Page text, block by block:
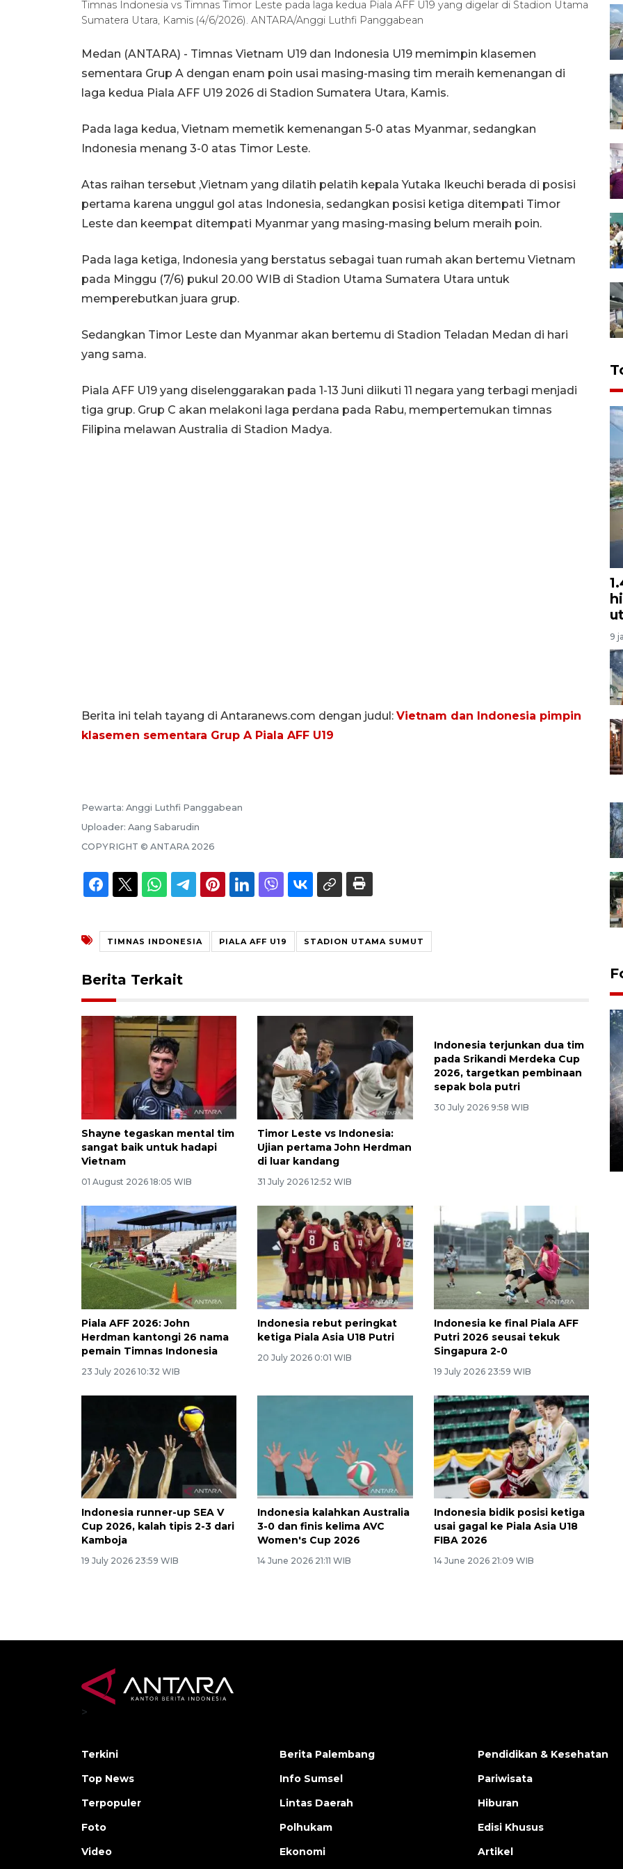
Timnas Indonesia vs Timnas Timor Leste pada laga kedua Piala AFF U19 yang digelar di Stadion Utama
Sumatera Utara, Kamis (4/6/2026). ANTARA/Anggi Luthfi Panggabean
Medan (ANTARA) - Timnas Vietnam U19 dan Indonesia U19 memimpin klasemen
sementara Grup A dengan enam poin usai masing-masing tim meraih kemenangan di
laga kedua Piala AFF U19 2026 di Stadion Sumatera Utara, Kamis.
Pada laga kedua, Vietnam memetik kemenangan 5-0 atas Myanmar, sedangkan
Indonesia menang 3-0 atas Timor Leste.
Atas raihan tersebut ,Vietnam yang dilatih pelatih kepala Yutaka Ikeuchi berada di posisi
pertama karena unggul gol atas Indonesia, sedangkan posisi ketiga ditempati Timor
Leste dan keempat ditempati Myanmar yang masing-masing belum meraih poin.
Pada laga ketiga, Indonesia yang berstatus sebagai tuan rumah akan bertemu Vietnam
pada Minggu (7/6) pukul 20.00 WIB di Stadion Utama Sumatera Utara untuk
memperebutkan juara grup.
Sedangkan Timor Leste dan Myanmar akan bertemu di Stadion Teladan Medan di hari
yang sama.
Piala AFF U19 yang diselenggarakan pada 1-13 Juni diikuti 11 negara yang terbagi menjadi
tiga grup. Grup C akan melakoni laga perdana pada Rabu, mempertemukan timnas
Filipina melawan Australia di Stadion Madya.
Berita ini telah tayang di Antaranews.com dengan judul: Vietnam dan Indonesia pimpin
klasemen sementara Grup A Piala AFF U19
Pewarta: Anggi Luthfi Panggabean
Uploader: Aang Sabarudin
COPYRIGHT © ANTARA 2026
TIMNAS INDONESIA PIALA AFF U19 STADION UTAMA SUMUT
Berita Terkait
Shayne tegaskan mental tim
sangat baik untuk hadapi
Vietnam
01 August 2026 18:05 WIB
Timor Leste vs Indonesia:
Ujian pertama John Herdman
di luar kandang
31 July 2026 12:52 WIB
Piala AFF 2026: John
Herdman kantongi 26 nama
Indonesia rebut peringkat
Indonesia ke final Piala AFF
Putri 2026 seusai tekuk
Indonesia runner-up SEA V
Cup 2026, kalah tipis 2-3 dari
Kamboja
Indonesia kalahkan Australia
3-0 dan finis kelima AVC
Indonesia bidik posisi ketiga
usai gagal ke Piala Asia U18
9
Alokasi anggaran untuk bibit
kopi arabika Gayo
15 June 2026 11:15 WIB